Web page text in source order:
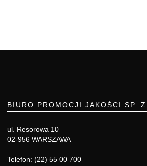
BIURO PROMOCJI JAKOŚCI SP.
ul. Resorowa 10
02-956 WARSZAWA
Telefon: (22) 55 00 700